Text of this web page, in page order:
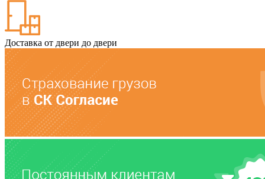
Доставка от двери до двери